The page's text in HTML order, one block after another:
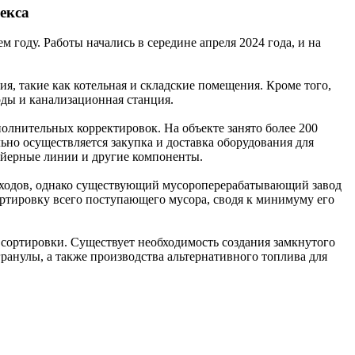
Работы начались в середине апреля 2024 года, и на
такие как котельная и складские помещения. Кроме того,
и канализационная станция.
корректировок. На объекте занято более 200
осуществляется закупка и доставка оборудования для
линии и другие компоненты.
однако существующий мусороперерабатывающий завод
всего поступающего мусора, сводя к минимуму его
Существует необходимость создания замкнутого
а также производства альтернативного топлива для